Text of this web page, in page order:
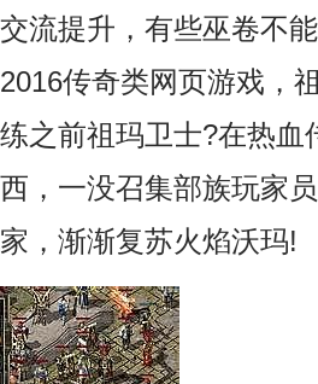
流提升，有些巫卷不
传奇类网页游戏，
之前祖玛卫士?在热血
，一没召集部族玩家
，渐渐复苏火焰沃玛!